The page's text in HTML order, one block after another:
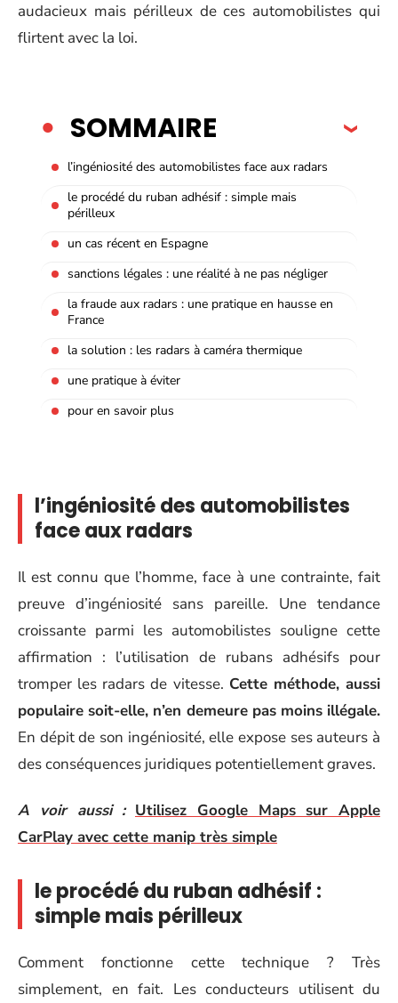
audacieux mais périlleux de ces automobilistes qui
flirtent avec la loi.
SOMMAIRE
l’ingéniosité des automobilistes face aux radars
le procédé du ruban adhésif : simple mais
périlleux
un cas récent en Espagne
sanctions légales : une réalité à ne pas négliger
la fraude aux radars : une pratique en hausse en
France
la solution : les radars à caméra thermique
une pratique à éviter
pour en savoir plus
l’ingéniosité des automobilistes
face aux radars
Il est connu que l’homme, face à une contrainte, fait
preuve d’ingéniosité sans pareille. Une tendance
croissante parmi les automobilistes souligne cette
affirmation : l’utilisation de rubans adhésifs pour
tromper les radars de vitesse. Cette méthode, aussi
populaire soit-elle, n’en demeure pas moins illégale.
En dépit de son ingéniosité, elle expose ses auteurs à
des conséquences juridiques potentiellement graves.
A voir aussi : Utilisez Google Maps sur Apple
CarPlay avec cette manip très simple
le procédé du ruban adhésif :
simple mais périlleux
Comment fonctionne cette technique ? Très
simplement, en fait. Les conducteurs utilisent du